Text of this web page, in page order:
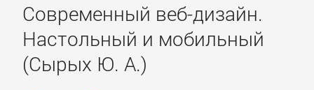
Современный веб-дизайн.
Настольный и мобильный
(Сырых Ю. А.)
О
бизнесе
популярно